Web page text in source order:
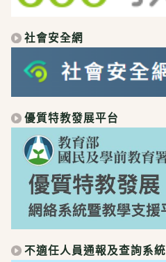
社會安全網
優質特教發展平台
不適任人員通報及查詢系統